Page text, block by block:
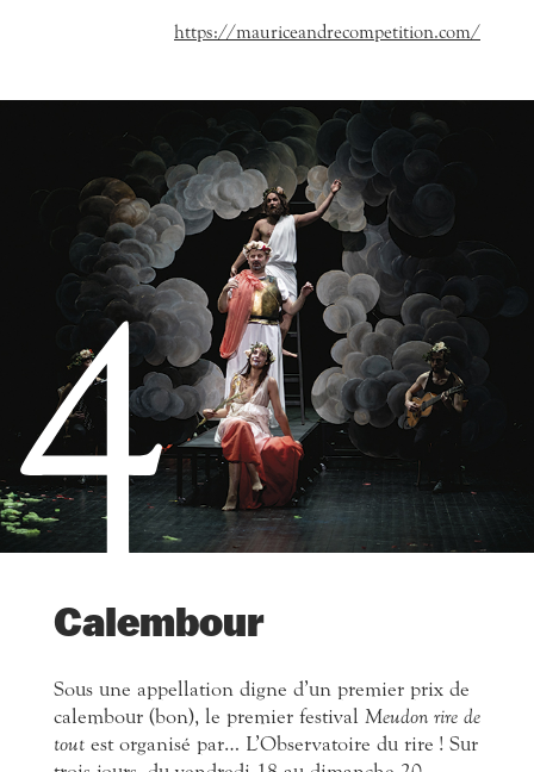
https://mauriceandrecompetition.com/
4
Calembour
Sous une appellation digne d’un premier prix de
calembour (bon), le premier festival Meudon rire de
tout est organisé par… L’Observatoire du rire ! Sur